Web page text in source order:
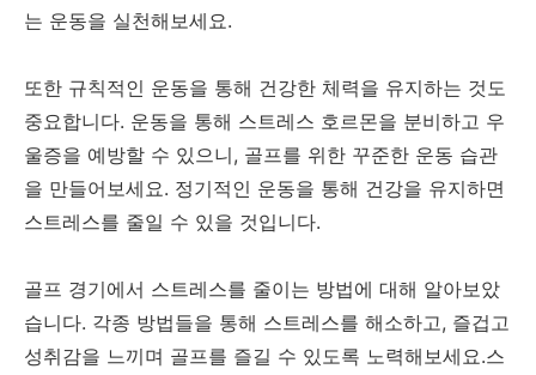
는 운동을 실천해보세요.
또한 규칙적인 운동을 통해 건강한 체력을 유지하는 것도
중요합니다. 운동을 통해 스트레스 호르몬을 분비하고 우
울증을 예방할 수 있으니, 골프를 위한 꾸준한 운동 습관
을 만들어보세요. 정기적인 운동을 통해 건강을 유지하면
스트레스를 줄일 수 있을 것입니다.
골프 경기에서 스트레스를 줄이는 방법에 대해 알아보았
습니다. 각종 방법들을 통해 스트레스를 해소하고, 즐겁고
성취감을 느끼며 골프를 즐길 수 있도록 노력해보세요.스